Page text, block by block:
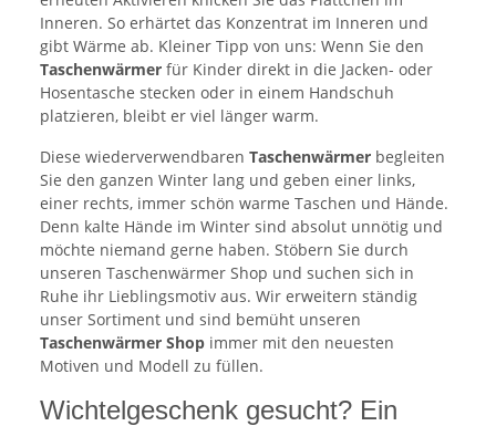
Inneren. So erhärtet das Konzentrat im Inneren und
gibt Wärme ab. Kleiner Tipp von uns: Wenn Sie den
Taschenwärmer für Kinder direkt in die Jacken- oder
Hosentasche stecken oder in einem Handschuh
platzieren, bleibt er viel länger warm.
Diese wiederverwendbaren Taschenwärmer begleiten
Sie den ganzen Winter lang und geben einer links,
einer rechts, immer schön warme Taschen und Hände.
Denn kalte Hände im Winter sind absolut unnötig und
möchte niemand gerne haben. Stöbern Sie durch
unseren Taschenwärmer Shop und suchen sich in
Ruhe ihr Lieblingsmotiv aus. Wir erweitern ständig
unser Sortiment und sind bemüht unseren
Taschenwärmer Shop immer mit den neuesten
Motiven und Modell zu füllen.
Wichtelgeschenk gesucht? Ein